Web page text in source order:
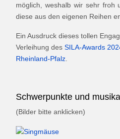
möglich, weshalb wir sehr froh
diese aus den eigenen Reihen
Ein Ausdruck dieses tollen
Verleihung des SILA-Awards
Rheinland-Pfalz
Schwerpunkte und
(Bilder bitte anklicken)